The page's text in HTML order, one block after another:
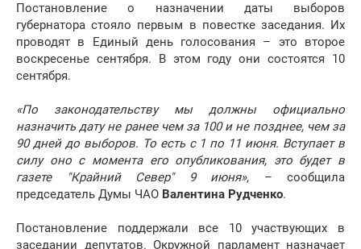
Постановление о назначении даты выборов
губернатора стояло первым в повестке заседания. Их
проводят в Единый день голосования – это второе
воскресенье сентября. В этом году они состоятся 10
сентября.
«По законодательству мы должны официально
назначить дату не ранее чем за 100 и не позднее, чем за
90 дней до выборов. То есть с 1 по 11 июня. Вступает в
силу оно с момента его опубликования, это будет в
газете "Крайний Север" 9 июня», – сообщила
председатель Думы ЧАО Валентина Рудченко.
Постановление поддержали все 10 участвующих в
заседании депутатов. Окружной парламент назначает